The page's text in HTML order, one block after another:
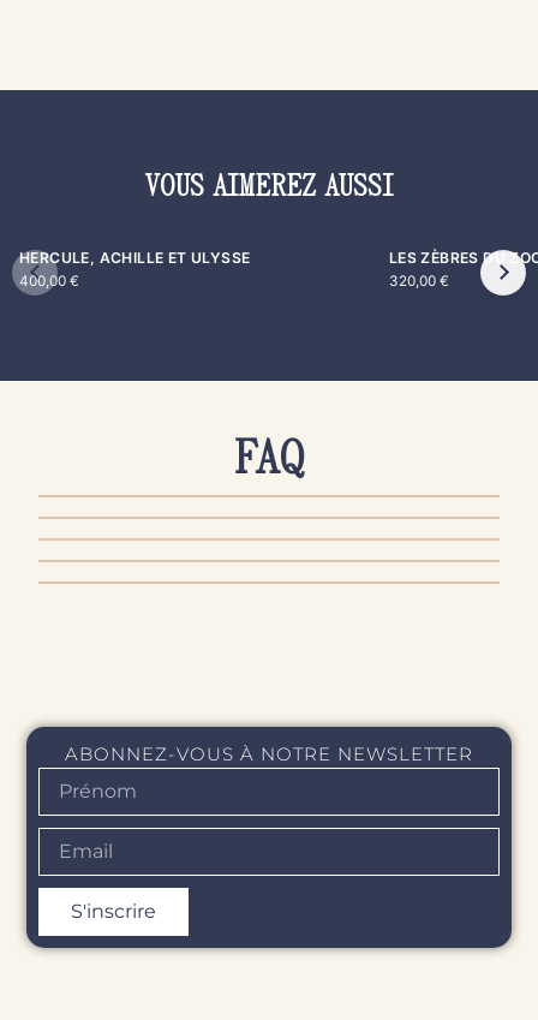
VOUS AIMEREZ AUSSI
HERCULE, ACHILLE ET ULYSSE
400,00 €
LES ZÈBRES DU
320,00 €
FAQ
AUTHENTICITÉ & QUALITÉ
PRODUITS & ENTRETIEN
COMMANDE & PAIEMENT
LIVRAISON & EXPÉDITION
RETOUR & REMBOURSEMENT
ABONNEZ-VOUS À NOTRE NEWSLETTER
S'inscrire